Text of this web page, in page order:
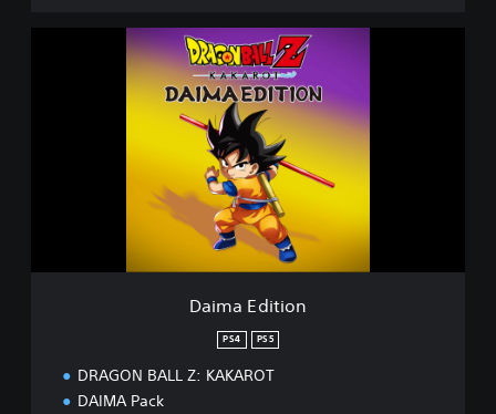
n
Daima Edition
PS4 PS5
DRAGON BALL Z: KAKAROT
DAIMA Pack